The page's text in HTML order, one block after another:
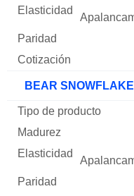
BEAR SNOWFLAKE